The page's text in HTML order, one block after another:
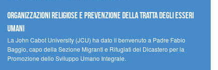
Organizzazioni religiose e prevenzione della tratta degli esseri
umani
La John Cabot University (JCU) ha dato il benvenuto a Padre Fabio
Baggio, capo della Sezione Migranti e Rifugiati del Dicastero per la
Promozione dello Sviluppo Umano Integrale.